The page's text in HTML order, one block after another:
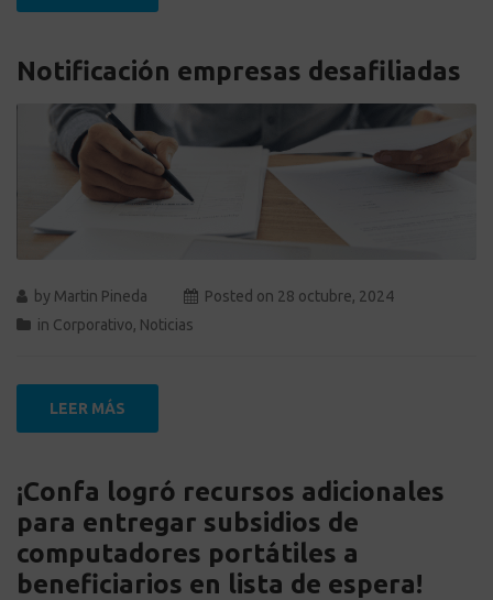
Notificación empresas desafiliadas
by Martin Pineda Posted on 28 octubre, 2024
in Corporativo, Noticias
LEER MÁS
¡Confa logró recursos adicionales
para entregar subsidios de
computadores portátiles a
beneficiarios en lista de espera!